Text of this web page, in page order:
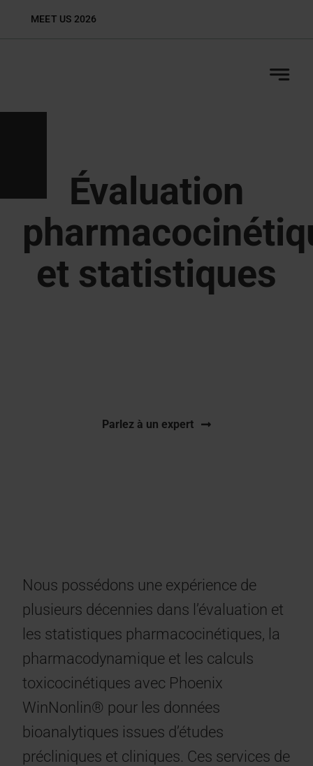
MEET US 2026
Évaluation
et statistiques
Parlez à un expert
Nous possédons une expérience de
plusieurs décennies dans l’évaluation et
les statistiques pharmacocinétiques, la
pharmacodynamique et les calculs
toxicocinétiques avec Phoenix
WinNonlin® pour les données
bioanalytiques issues d’études
précliniques et cliniques. Ces services de